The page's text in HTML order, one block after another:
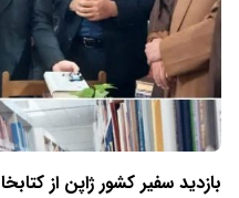
بازدید سفیر کشور ژاپن از